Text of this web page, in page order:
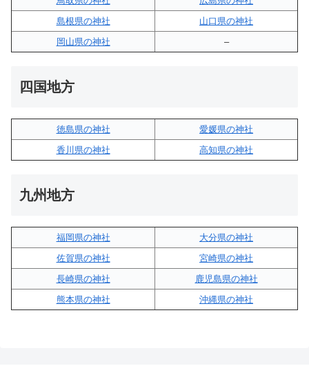
島根県の神社
山口県の神社
岡山県の神社
–
四国地方
徳島県の神社
愛媛県の神社
香川県の神社
高知県の神社
九州地方
福岡県の神社
大分県の神社
佐賀県の神社
宮崎県の神社
長崎県の神社
鹿児島県の神社
熊本県の神社
沖縄県の神社